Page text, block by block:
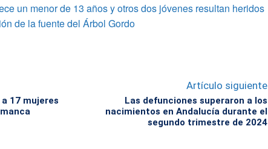
un menor de 13 años y otros dos jóvenes resultan heridos
de la fuente del Árbol Gordo
17 mujeres
Artículo siguiente
Las defunciones superaron a los
nacimientos en Andalucía durante el
segundo trimestre de 2024